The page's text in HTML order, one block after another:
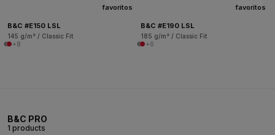
favoritos
B&C #E150 LSL
145 g/m² / Classic Fit
+8
favoritos
B&C #E190 LSL
185 g/m² / Classic Fit
+6
B&C PRO
1 products